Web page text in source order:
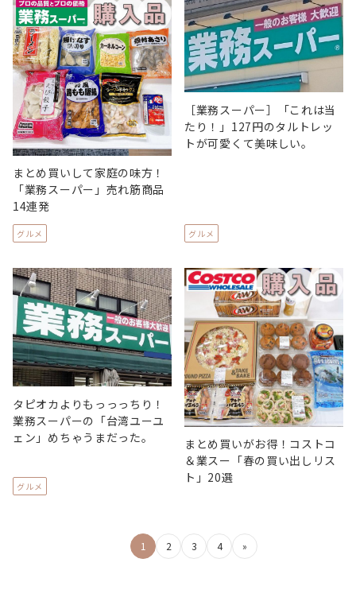
まとめ買いして家庭の味方！
「業務スーパー」売れ筋商品
14連発
グルメ
［業務スーパー］「これは当
たり！」127円のタルトレッ
トが可愛くて美味しい。
グルメ
タピオカよりもっっっちり！
業務スーパーの「台湾ユーユ
ェン」めちゃうまだった。
グルメ
まとめ買いがお得！コストコ
＆業スー「春の買い出しリス
ト」20選
1 2 3 4 »